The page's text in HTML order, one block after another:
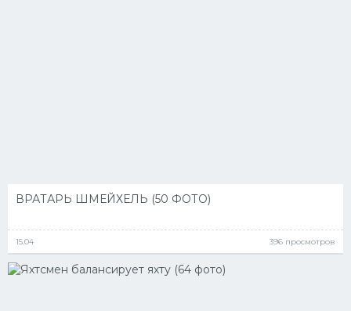
ВРАТАРЬ ШМЕЙХЕЛЬ (50 ФОТО)
15.04 396 просмотров